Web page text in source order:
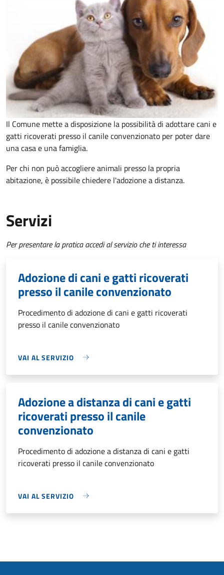
Il Comune mette a disposizione la possibilità di adottare cani e
gatti ricoverati presso il canile convenzionato per poter dare
una casa e una famiglia.
Per chi non può accogliere animali presso la propria
abitazione, è possibile chiedere l'adozione a distanza.
Servizi
Per presentare la pratica accedi al servizio che ti interessa
Adozione di cani e gatti ricoverati
presso il canile convenzionato
Procedimento di adozione di cani e gatti ricoverati
presso il canile convenzionato
VAI AL SERVIZIO
Adozione a distanza di cani e gatti
ricoverati presso il canile
convenzionato
Procedimento di adozione a distanza di cani e gatti
ricoverati presso il canile convenzionato
VAI AL SERVIZIO